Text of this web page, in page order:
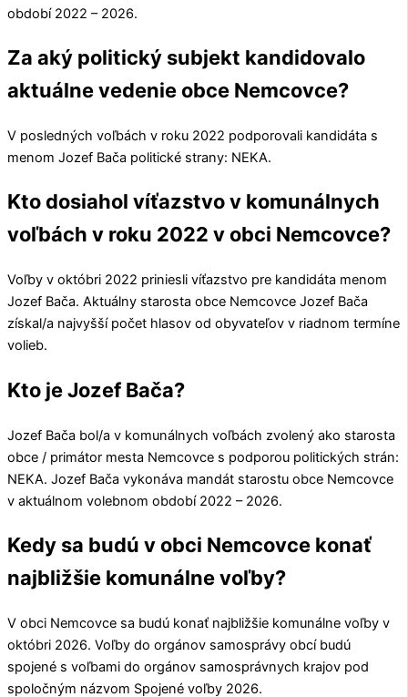
období 2022 – 2026.
Za aký politický subjekt kandidovalo
aktuálne vedenie obce Nemcovce?
V posledných voľbách v roku 2022 podporovali kandidáta s
menom Jozef Bača politické strany: NEKA.
Kto dosiahol víťazstvo v komunálnych
voľbách v roku 2022 v obci Nemcovce?
Voľby v októbri 2022 priniesli víťazstvo pre kandidáta menom
Jozef Bača. Aktuálny starosta obce Nemcovce Jozef Bača
získal/a najvyšší počet hlasov od obyvateľov v riadnom termíne
volieb.
Kto je Jozef Bača?
Jozef Bača bol/a v komunálnych voľbách zvolený ako starosta
obce / primátor mesta Nemcovce s podporou politických strán:
NEKA. Jozef Bača vykonáva mandát starostu obce Nemcovce
v aktuálnom volebnom období 2022 – 2026.
Kedy sa budú v obci Nemcovce konať
najbližšie komunálne voľby?
V obci Nemcovce sa budú konať najbližšie komunálne voľby v
októbri 2026. Voľby do orgánov samosprávy obcí budú
spojené s voľbami do orgánov samosprávnych krajov pod
spoločným názvom Spojené voľby 2026.